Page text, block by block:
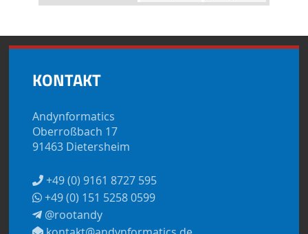
KONTAKT
Andynformatics
Oberroßbach 17
91463 Dietersheim
+49 (0) 9161 8727 595
+49 (0) 151 5258 0599
@rootandy